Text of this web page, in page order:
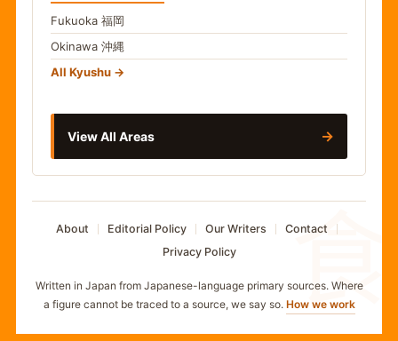
食
Fukuoka 福岡
Okinawa 沖縄
All Kyushu
View All Areas →
About Editorial Policy Our Writers
Contact
Privacy Policy
Written in Japan from Japanese-language primary sources. Where
a figure cannot be traced to a source, we say so. How we work